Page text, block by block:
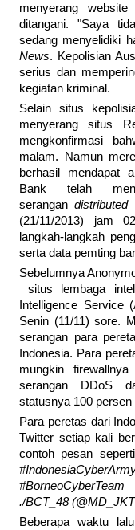
menyerang
ditangani. "Saya
sedang menyelidiki
News. Kepolisian
serius dan
kegiatan kriminal.
Selain situs
menyerang situs
mengkonfirmasi
malam. Namun
berhasil mendapat
Bank telah
serangan
(21/11/2013) jam
langkah-langkah
serta data pemting
Sebelumnya
situs lembaga
Intelligence Service
Senin (11/11) sore.
serangan para
Indonesia. Para
mungkin
serangan DDoS
statusnya 100
Para peretas dari
Twitter setiap kali
contoh pesan
./BCT_48
Beberapa waktu